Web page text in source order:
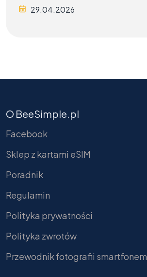
29.04.2026
O BeeSimple.pl
Facebook
Sklep z kartami eSIM
Poradnik
Regulamin
Polityka prywatności
Polityka zwrotów
Przewodnik fotografii smartfonem